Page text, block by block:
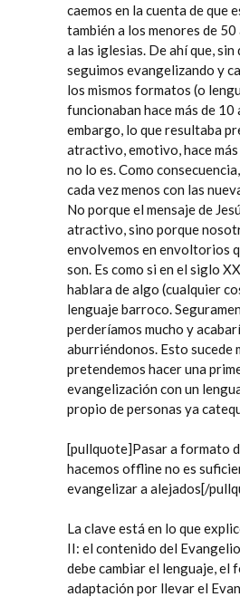
caemos en la cuenta de que
también a los menores de
a las iglesias. De ahí que,
seguimos evangelizando y
los mismos formatos (o
funcionaban hace más de 10
embargo, lo que resultaba
atractivo, emotivo, hace
no lo es. Como
cada vez menos con las
No porque el mensaje de
atractivo, sino porque
envolvemos en envoltorios
son. Es como si en el siglo
hablara de algo (cualquier
lenguaje barroco.
perderíamos mucho y
aburriéndonos. Esto sucede
pretendemos hacer una
evangelización con un
propio de personas ya
[pullquote]Pasar a formato
hacemos offline no es
evangelizar a alejados[/
La clave está en lo que
II: el contenido del
debe cambiar el lenguaje, el
adaptación por llevar el